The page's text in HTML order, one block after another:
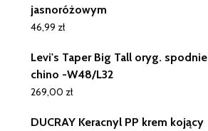
jasnoróżowym
46,99 zł
Levi's Taper Big Tall oryg. spodnie
chino -W48/L32
269,00 zł
DUCRAY Keracnyl PP krem kojący